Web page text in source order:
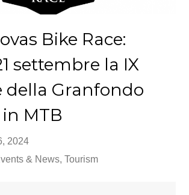
Bike Race:
settembre la IX
della Granfondo
MTB
2024
& News,Tourism